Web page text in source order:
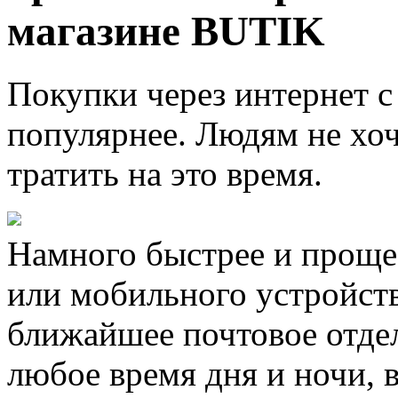
магазине BUTIK
Покупки через интернет
популярнее. Людям не
тратить на это время.
Намного быстрее и проще
или мобильного
ближайшее почтовое
любое время дня и ночи,